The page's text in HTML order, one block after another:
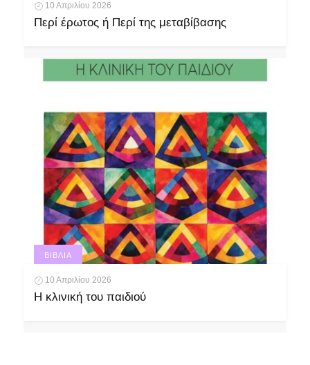
10 Απριλίου 2026
Περί έρωτος ή Περί της μεταβίβασης
ΒΙΒΛΊΑ
10 Απριλίου 2026
Η κλινική του παιδιού